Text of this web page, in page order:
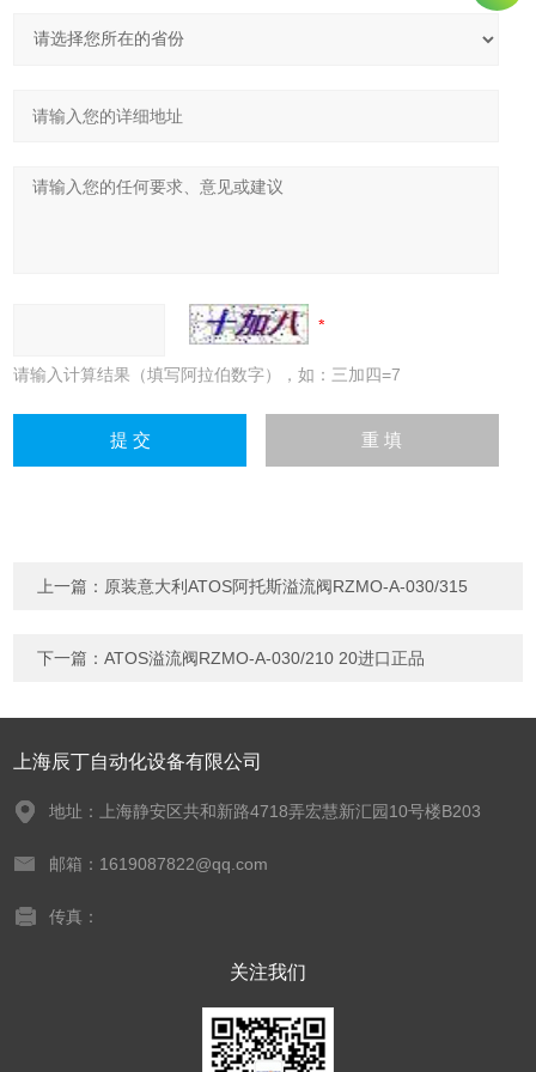
请输入计算结果（填写阿拉伯数字），如：三加四=7
上一篇： 原装意大利ATOS阿托斯溢流阀RZMO-A-030/315
下一篇：ATOS溢流阀RZMO-A-030/210 20进口正品
上海辰丁自动化设备有限公司
地址：上海静安区共和新路4718弄宏慧新汇园10号楼B203
邮箱：1619087822@qq.com
传真：
关注我们